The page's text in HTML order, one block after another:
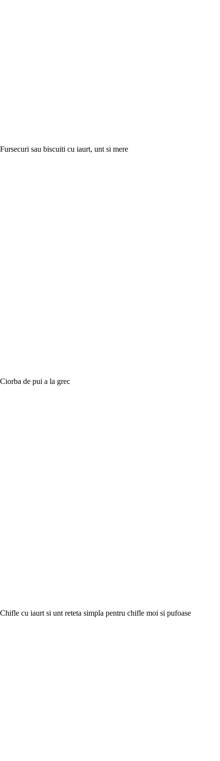
Fursecuri sau biscuiti cu iaurt, unt si mere
Ciorba de pui a la grec
Chifle cu iaurt si unt reteta simpla pentru chifle moi si pufoase